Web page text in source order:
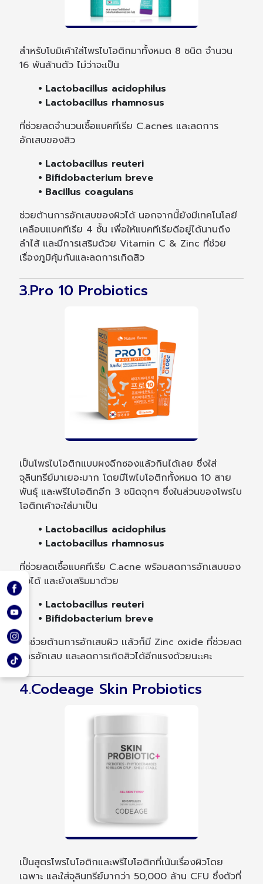
สำหรับโบมิเค้าใส่โพรไบโอติกมาทั้งหมด 8 ชนิด จำนวน
16 พันล้านตัว ไม่ว่าจะเป็น
⦁ Lactobacillus acidophilus
⦁ Lactobacillus rhamnosus
ที่ช่วยลดจำนวนเชื้อแบคทีเรีย C.acnes และลดการ
อักเสบของสิว
⦁ Lactobacillus reuteri
⦁ Bifidobacterium breve
⦁ Bacillus coagulans
ช่วยต้านการอักเสบของผิวได้ นอกจากนี้ยังมีเทคโนโลยี
เคลือบแบคทีเรีย 4 ชั้น เพื่อให้แบคทีเรียดีอยู่ได้นานถึง
ลำไส้ และมีการเสริมด้วย Vitamin C & Zinc ที่ช่วย
เรื่องภูมิคุ้มกันและลดการเกิดสิว
3.Pro 10 Probiotics
เป็นโพรไบโอติกแบบผงฉีกซองแล้วกินได้เลย ซึ่งใส่
จุลินทรีย์มาเยอะมาก โดยมีโพไบโอติกทั้งหมด 10 สาย
พันธุ์ และพรีไบโอติกอีก 3 ชนิดจุกๆ ซึ่งในส่วนของโพรไบ
โอติกเค้าจะใส่มาเป็น
⦁ Lactobacillus acidophilus
⦁ Lactobacillus rhamnosus
ที่ช่วยลดเชื้อแบคทีเรีย C.acne พร้อมลดการอักเสบของ
สิวได้ และยังเสริมมาด้วย
⦁ Lactobacillus reuteri
⦁ Bifidobacterium breve
มาช่วยต้านการอักเสบผิว เเล้วก็มี Zinc oxide ที่ช่วยลด
การอักเสบ และลดการเกิดสิวได้อีกแรงด้วยนะะคะ
4.Codeage Skin Probiotics
เป็นสูตรโพรไบโอติกและพรีไบโอติกที่เน้นเรื่องผิวโดย
เฉพาะ และใส่จุลินทรีย์มากว่า 50,000 ล้าน CFU ซึ่งตัวที่